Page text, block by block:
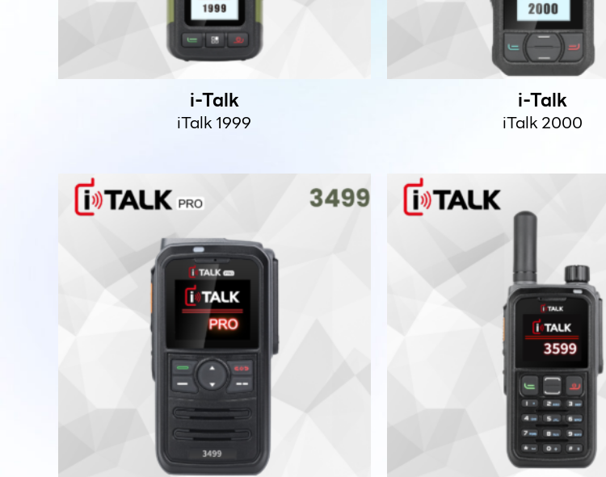
i-Talk
iTalk 1999
i-Talk
iTalk 2000